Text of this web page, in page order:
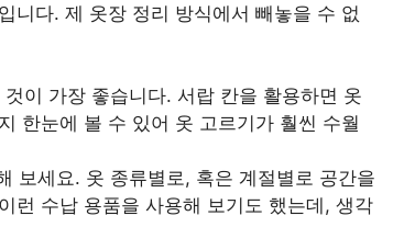
니다. 제 옷장 정리 방식에서 빼놓을 수 없
이 가장 좋습니다. 서랍 칸을 활용하면 옷
한눈에 볼 수 있어 옷 고르기가 훨씬 수월
보세요. 옷 종류별로, 혹은 계절별로 공간을
런 수납 용품을 사용해 보기도 했는데, 생각